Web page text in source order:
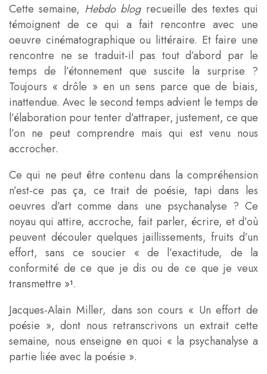
Cette semaine, Hebdo blogrecueille des textes qui
témoignent de ce qui a fait rencontre avec une
oeuvre cinématographique ou littéraire. Et faire une
rencontre ne se traduit-il pas tout d’abord par le
temps de l’étonnement que suscite la surprise ?
Toujours « drôle » en un sens parce que de biais,
inattendue. Avec le second temps advient le temps de
l’élaboration pour tenter d’attraper, justement, ce que
l’on ne peut comprendre mais qui est venu nous
accrocher.
Ce qui ne peut être contenu dans la compréhension
n’est-ce pas ça, ce trait de poésie, tapi dans les
oeuvres d’art comme dans une psychanalyse ? Ce
noyau qui attire, accroche, fait parler, écrire, et d’où
peuvent découler quelques jaillissements, fruits d’un
effort, sans ce soucier « de l’exactitude, de la
conformité de ce que je dis ou de ce que je veux
transmettre »1.
Jacques-Alain Miller, dans son cours « Un effort de
poésie », dont nous retranscrivons un extrait cette
semaine, nous enseigne en quoi « la psychanalyse a
partie liée avec la poésie ».